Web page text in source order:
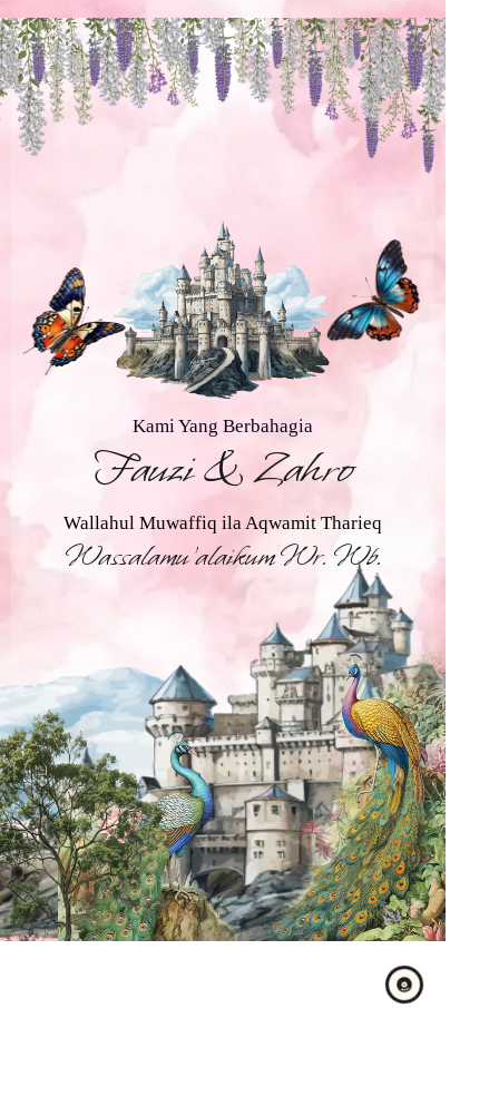
Kami Yang Berbahagia
Fauzi & Zahro
Wallahul Muwaffiq ila Aqwamit Tharieq
Wassalamu’alaikum Wr. Wb.